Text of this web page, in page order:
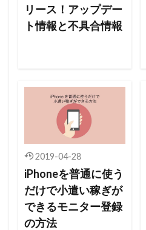
リース！アップデー
ト情報と不具合情報
2019-04-28
iPhoneを普通に使う
だけで小遣い稼ぎが
できるモニター登録
の方法